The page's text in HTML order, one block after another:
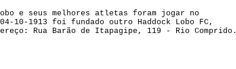
e seus melhores atletas foram jogar no
10-1913 foi fundado outro Haddock Lobo FC,
Rua Barão de Itapagipe, 119 - Rio Comprido.